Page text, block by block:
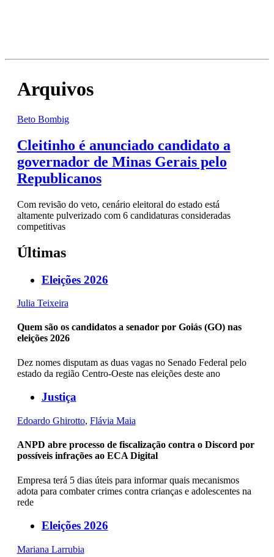
Arquivos
Beto Bombig
Cleitinho é anunciado candidato a
governador de Minas Gerais pelo
Republicanos
Com revisão do veto, cenário eleitoral do estado está
altamente pulverizado com 6 candidaturas consideradas
competitivas
Últimas
Eleições 2026
Julia Teixeira
Quem são os candidatos a senador por Goiás (GO) nas
eleições 2026
Dez nomes disputam as duas vagas no Senado Federal pelo
estado da região Centro-Oeste nas eleições deste ano
Justiça
Edoardo Ghirotto, Flávia Maia
ANPD abre processo de fiscalização contra o Discord por
possíveis infrações ao ECA Digital
Empresa terá 5 dias úteis para informar quais mecanismos
adota para combater crimes contra crianças e adolescentes na
rede
Eleições 2026
Mariana Larrubia